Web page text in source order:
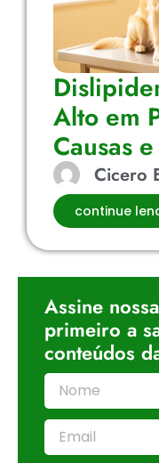
Alto em
Causas
Cicero
continue
Assine
primeiro a
conteúdos